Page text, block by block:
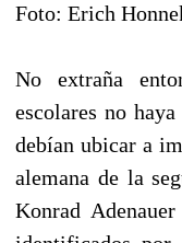
Foto: Erich
No extraña
escolares no
debían ubicar a
alemana de la
Konrad